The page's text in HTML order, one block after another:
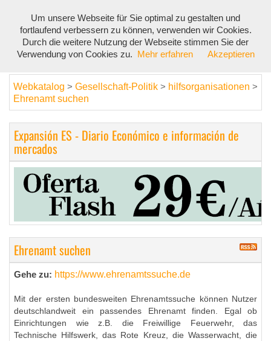
Webkatalog > Gesellschaft-Politik > hilfsorganisationen >
Ehrenamt suchen
Expansión ES - Diario Económico e información de
mercados
Ehrenamt suchen
Gehe zu: https://www.ehrenamtssuche.de
Mit der ersten bundesweiten Ehrenamtssuche können Nutzer
deutschlandweit ein passendes Ehrenamt finden. Egal ob
Einrichtungen wie z.B. die Freiwillige Feuerwehr, das
Technische Hilfswerk, das Rote Kreuz, die Wasserwacht, die
Um unsere Webseite für Sie optimal zu gestalten und
fortlaufend verbessern zu können, verwenden wir Cookies.
Durch die weitere Nutzung der Webseite stimmen Sie der
Verwendung von Cookies zu.
Mehr erfahren Akzeptieren